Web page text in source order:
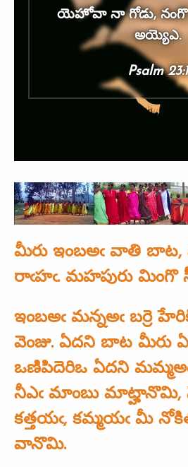
యెహోవా నా గోడు,
అయ్యెఎ.
Psalm 23:1
మీరు ఇంబఅఁ వాతి
రాఁహఁ. మహపురు మింగొ
ఇంబఅఁ మన్నఅఁ బర్రె
వెంజు. ఏదని బాట మీరు
ఒణిపిదెరిఒ ఏదని మమ్మఅఁ
నీఎఁ మాంబు మాట్హానొమి,
కత్తయఁ, కమ్మయఁ మీ
వానొమి.